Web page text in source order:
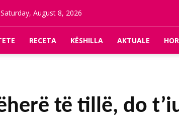
Saturday, August 8, 2026
RECETA KËSHILLA AKTUALE
të tillë, do t’iu